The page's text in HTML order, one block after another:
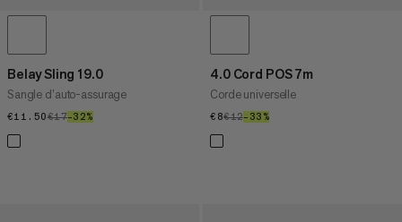
Belay Sling 19.0
Sangle d’auto-assurage
€11.50€11.50
€17€17
–32%
4.0 Cord POS 7m
Corde universelle
€8€8
€12€12
–33%